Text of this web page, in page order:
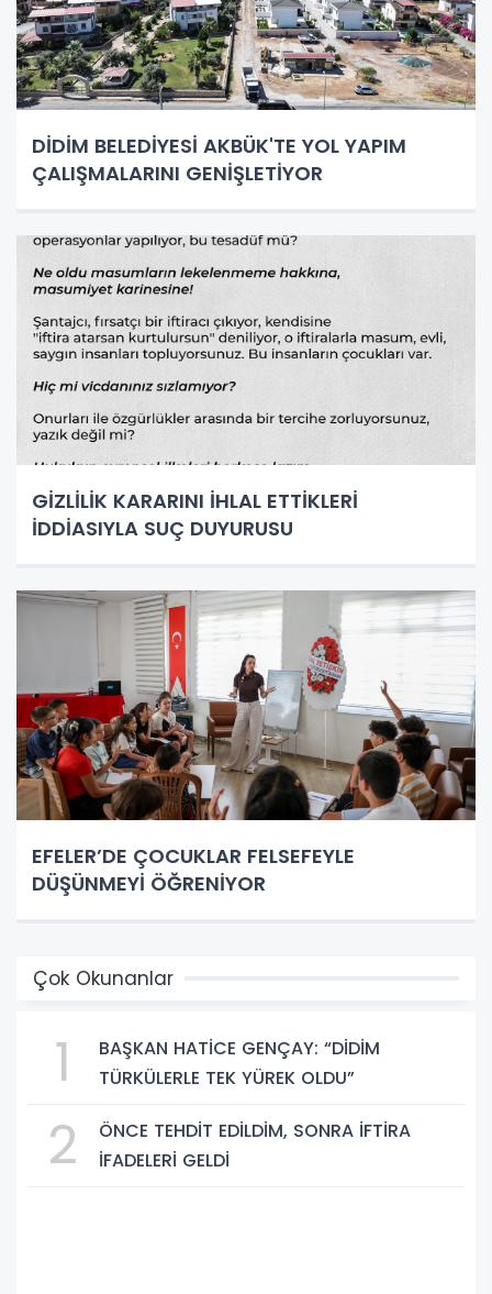
DİDİM BELEDİYESİ AKBÜK'TE YOL YAPIM
ÇALIŞMALARINI GENİŞLETİYOR
GİZLİLİK KARARINI İHLAL ETTİKLERİ
İDDİASIYLA SUÇ DUYURUSU
EFELER’DE ÇOCUKLAR FELSEFEYLE
DÜŞÜNMEYİ ÖĞRENİYOR
Çok Okunanlar
1
BAŞKAN HATİCE GENÇAY: “DİDİM
TÜRKÜLERLE TEK YÜREK OLDU”
2
ÖNCE TEHDİT EDİLDİM, SONRA İFTİRA
İFADELERİ GELDİ